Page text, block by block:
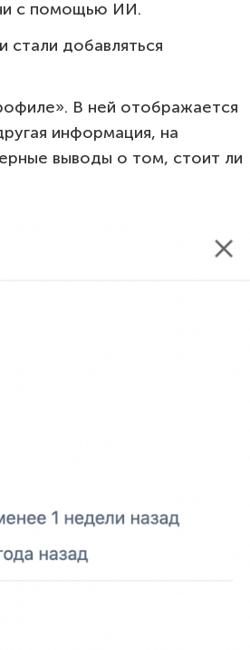
с помощью ИИ.
добавляться
В ней отображается
информация, на
выводы о том, стоит ли